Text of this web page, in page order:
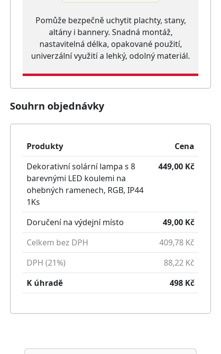
Pomůže bezpečně uchytit plachty, stany,
altány i bannery. Snadná montáž,
nastavitelná délka, opakované použití,
univerzální využití a lehký, odolný materiál.
Souhrn objednávky
Produkty
Cena
Dekorativní solární lampa s 8
barevnými LED koulemi na
ohebných ramenech, RGB, IP44
1Ks
449,00 Kč
Doručení na výdejní místo 49,00 Kč
Celkem bez DPH
409,78 Kč
DPH (21%)
88,22 Kč
K úhradě
498 Kč